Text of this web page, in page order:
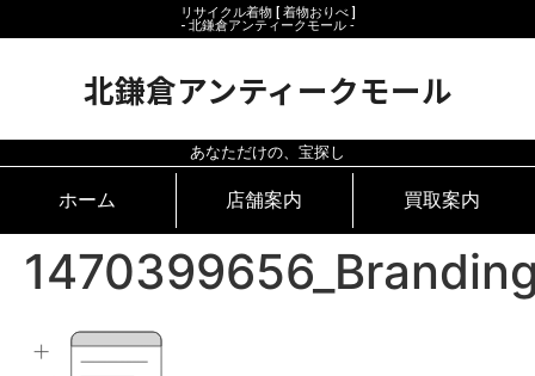
リサイクル着物 [ 着物おりべ ]
- 北鎌倉アンティークモール ‐
北鎌倉アンティークモール
あなただけの、宝探し
ホーム 店舗案内 買取案内